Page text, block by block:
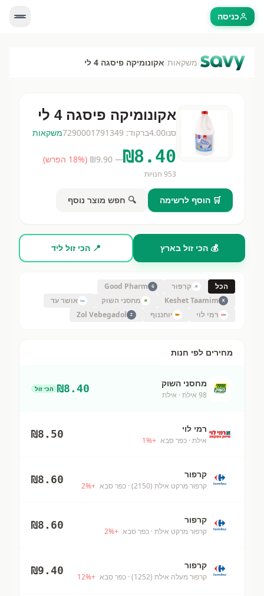
כניסה
›משקאות›אקונומיקה פיסגה 4 לי
אקונומיקה פיסגה 4 לי
סנו4.00ברקוד: 7290001791349משקאות
₪8.40
— ₪
9.90
(
18% הפרש)
953 חנויות
🛒 הוסף לרשימה 🔍 חפש מוצר נוסף
💰 הכי זול בארץ 📍 הכי זול ליד
הכל קרפור G
Good Pharm
K
Keshet Taamim מחסני השוק
אושר עד
רמי לוי
יוחננוף Z
Zol Vebegadol
מחירים לפי חנות
מחסני השוק
98 אילת · אילת
₪8.40 הכי זול
רמי לוי
אילת · כפר סבא +
1%
₪8.50
קרפור
קרפור מרקט אילת (2150) · כפר סבא +
2%
₪8.60
קרפור
קרפור מרקט אילת · כפר סבא +
2%
₪8.60
קרפור
קרפור מעלה אילת (1252) · כפר סבא +
12%
₪9.40